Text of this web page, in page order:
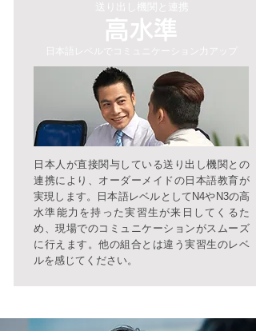
送り出し機関と連携
高水準
日本語レベルでコミュニケーション力アップ
日本人が直接関与している送り出し機関との
連携により、オーダーメイドの日本語教育が
実現します。日本語レベルとしてN4やN3の高
水準能力を持った実習生が来日してくるた
め、現場でのコミュニケーションがスムーズ
に行えます。他の組合とは違う実習生のレベ
ルを感じてください。